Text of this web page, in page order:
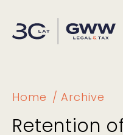
Home Archive
Retention